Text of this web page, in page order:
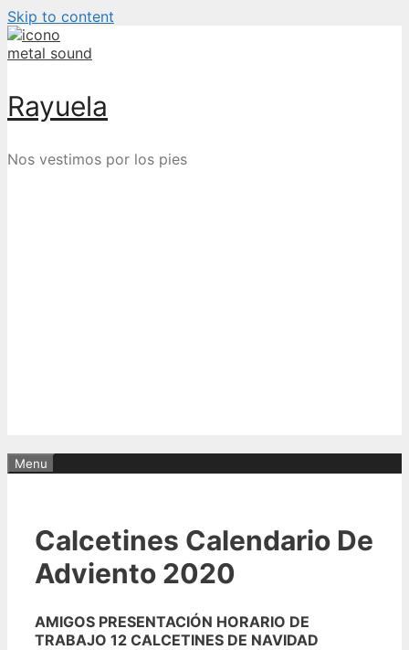
Skip to content
Rayuela
Nos vestimos por los pies
Menu
Calcetines Calendario De
Adviento 2020
AMIGOS PRESENTACIÓN HORARIO DE
TRABAJO 12 CALCETINES DE NAVIDAD